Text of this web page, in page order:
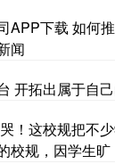
APP下载 如何
闻
开拓出属于自
！这校规把不
校规，因学生旷